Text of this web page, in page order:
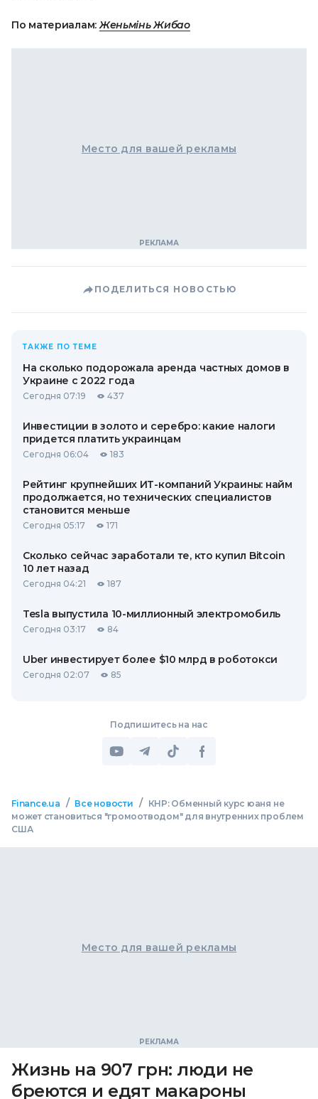
По материалам:Женьмінь Жибао
Место для вашей рекламы
ПОДЕЛИТЬСЯ НОВОСТЬЮ
ТАКЖЕ ПО ТЕМЕ
На сколько подорожала аренда частных домов в
Украине с 2022 года
Сегодня 07:19 437
Инвестиции в золото и серебро: какие налоги
придется платить украинцам
Сегодня 06:04 183
Рейтинг крупнейших ИТ-компаний Украины: найм
продолжается, но технических специалистов
становится меньше
Сегодня 05:17 171
Сколько сейчас заработали те, кто купил Bitcoin
10 лет назад
Сегодня 04:21 187
Tesla выпустила 10-миллионный электромобиль
Сегодня 03:17 84
Uber инвестирует более $10 млрд в роботокси
Сегодня 02:07 85
Подпишитесь на нас
Finance.ua / Все новости /
КНР: Обменный курс юаня не
может становиться "громоотводом" для внутренних проблем
США
Место для вашей рекламы
Жизнь на 907 грн: люди не
бреются и едят макароны